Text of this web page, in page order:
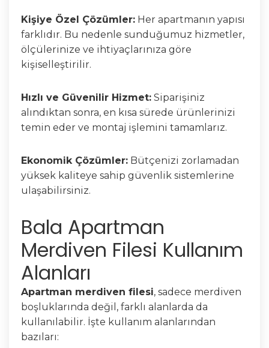
Kişiye Özel Çözümler: Her apartmanın yapısı
farklıdır. Bu nedenle sunduğumuz hizmetler,
ölçülerinize ve ihtiyaçlarınıza göre
kişiselleştirilir.
Hızlı ve Güvenilir Hizmet: Siparişiniz
alındıktan sonra, en kısa sürede ürünlerinizi
temin eder ve montaj işlemini tamamlarız.
Ekonomik Çözümler: Bütçenizi zorlamadan
yüksek kaliteye sahip güvenlik sistemlerine
ulaşabilirsiniz.
Bala Apartman
Merdiven Filesi Kullanım
Alanları
Apartman merdiven filesi, sadece merdiven
boşluklarında değil, farklı alanlarda da
kullanılabilir. İşte kullanım alanlarından
bazıları: